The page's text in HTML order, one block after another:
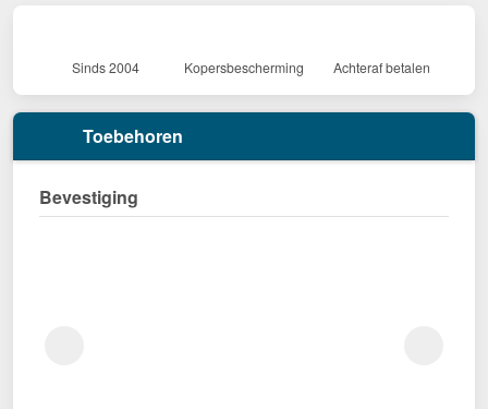
Sinds 2004 Kopersbescherming Achteraf betalen
Toebehoren
Bevestiging